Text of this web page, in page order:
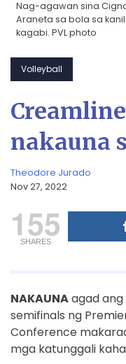
Nag-agawan sina
Araneta sa bola sa
kagabi. PVL photo
Volleyball
nakauna
Theodore Jurado
Nov 27, 2022
155
SHARES
NAKAUNAagad
semifinals ng
Conference
mga katunggali